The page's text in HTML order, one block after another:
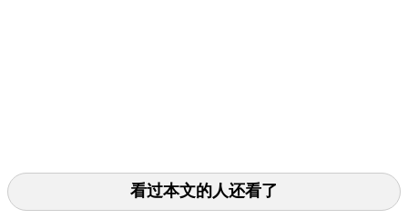
看过本文的人还看了